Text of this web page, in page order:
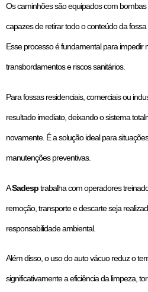
Os caminhões são equipados com
capazes de retirar todo o conteúdo da
Esse processo é fundamental para impedir
transbordamentos e riscos sanitários.
Para fossas residenciais, comerciais ou
resultado imediato, deixando o sistema
novamente. É a solução ideal para
manutenções preventivas.
ASadesptrabalha com operadores
remoção, transporte e descarte seja
responsabilidade ambiental.
Além disso, o uso do auto vácuo reduz o
significativamente a eficiência da limpeza,